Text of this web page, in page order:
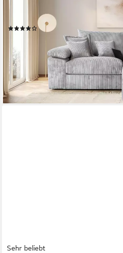
Qualität., Mega-Sofa, Cord oder
& 4 Zierkissen
(92)
1.699,00 €
-47%
lieferbar in 3 Wochen
+7
Sehr beliebt